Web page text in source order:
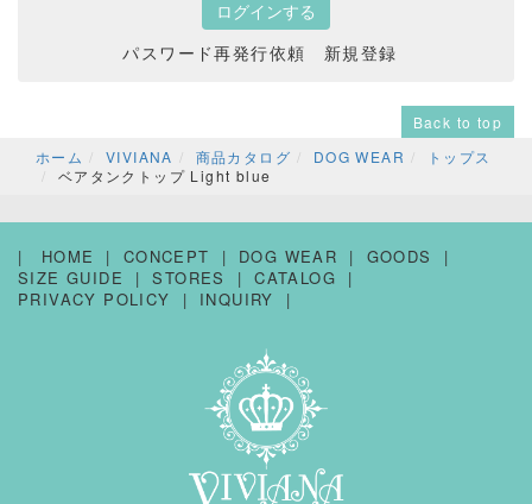
パスワード再発行依頼 新規登録
Back to top
ホーム
VIVIANA 商品カタログ DOG WEAR
トップス
ベアタンクトップ Light blue
HOME CONCEPT DOG WEAR
GOODS
SIZE GUIDE
STORES
CATALOG
PRIVACY POLICY
INQUIRY